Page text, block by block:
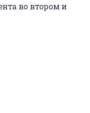
во втором и